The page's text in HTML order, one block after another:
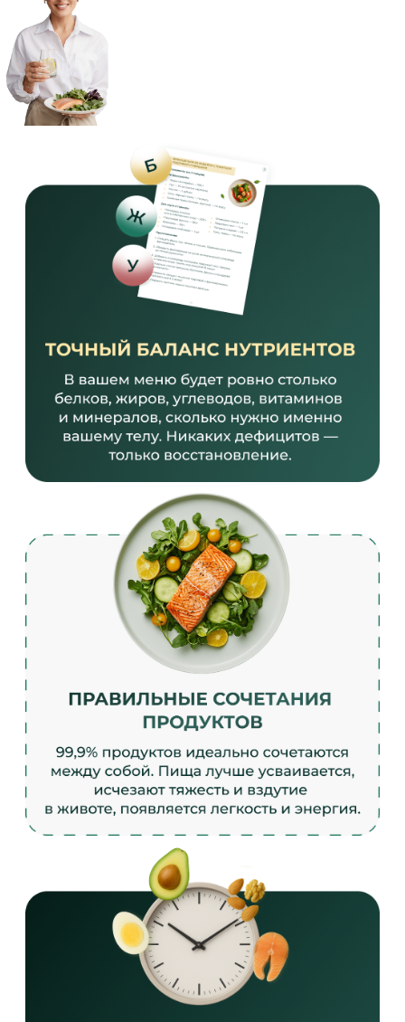
МЕНЮ СОСТАВЛЯЕТСЯ
ДЛЯ КАЖДОГО УЧАСТНИКА
РЕАЛЬНЫЕ БЛЮДА НАШИХ КЛИЕНТОВ
НА ПРОТОКОЛЕ
ВЫ БУДЕТЕ ПИТАТЬСЯ
ВКУСНО И РАЗНООБРАЗНО